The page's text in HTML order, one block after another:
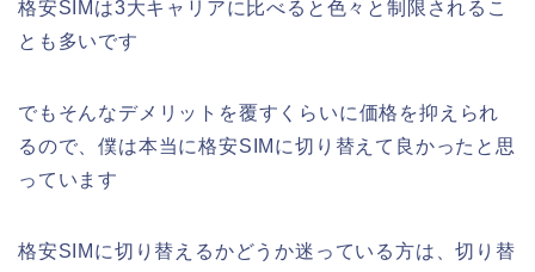
格安SIMは3大キャリアに比べると色々と制限されるこ
とも多いです
でもそんなデメリットを覆すくらいに価格を抑えられ
るので、僕は本当に格安SIMに切り替えて良かったと思
っています
格安SIMに切り替えるかどうか迷っている方は、切り替